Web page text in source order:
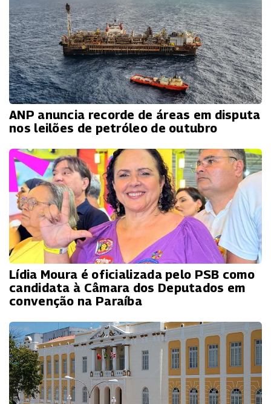
ANP anuncia recorde de áreas em disputa
nos leilões de petróleo de outubro
Lídia Moura é oficializada pelo PSB como
candidata à Câmara dos Deputados em
convenção na Paraíba